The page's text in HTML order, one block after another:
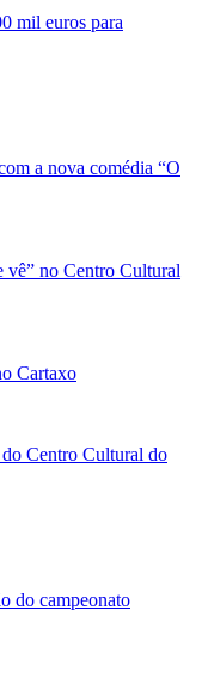
mil euros para
a nova comédia “O
vê” no Centro Cultural
Cartaxo
Centro Cultural do
do campeonato